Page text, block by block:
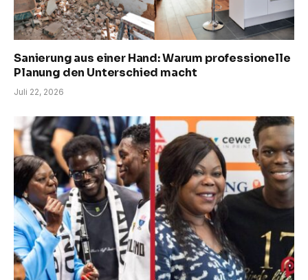
Sanierung aus einer Hand: Warum professionelle
Planung den Unterschied macht
Juli 22, 2026